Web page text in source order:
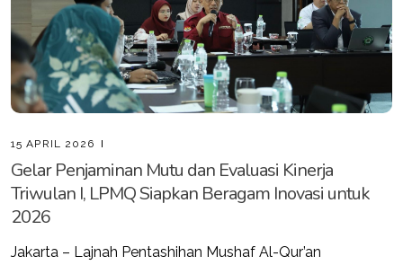
15 APRIL 2026
Gelar Penjaminan Mutu dan Evaluasi Kinerja
Triwulan I, LPMQ Siapkan Beragam Inovasi untuk
2026
Jakarta – Lajnah Pentashihan Mushaf Al-Qur’an